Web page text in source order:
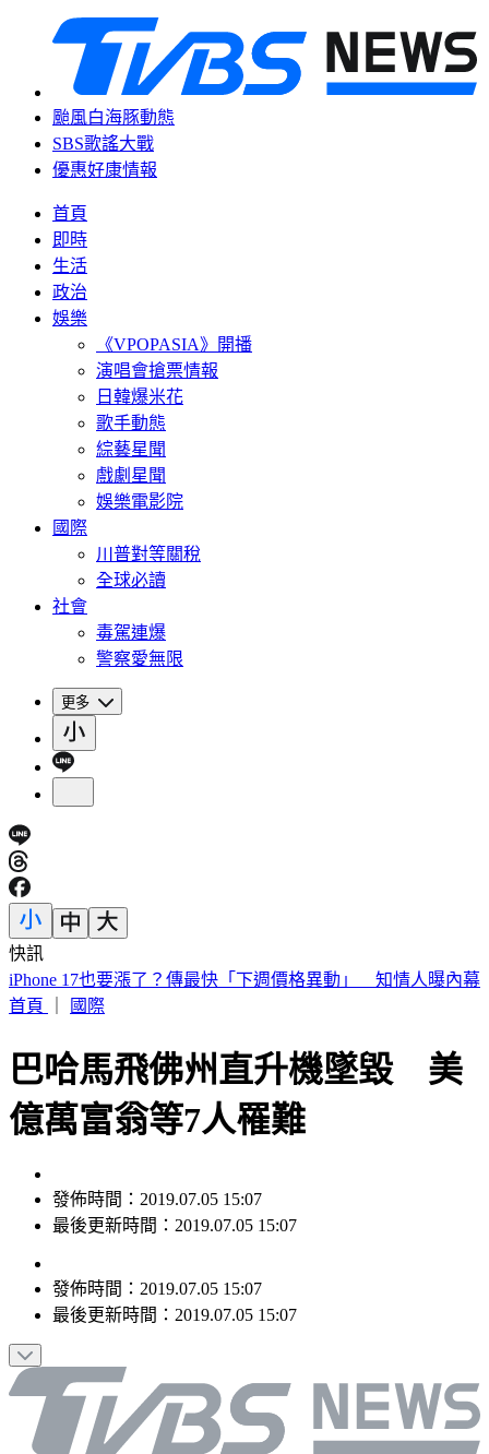
颱風白海豚動態
SBS歌謠大戰
優惠好康情報
首頁
即時
生活
政治
娛樂
《VPOPASIA》開播
演唱會搶票情報
日韓爆米花
歌手動態
綜藝星聞
戲劇星聞
娛樂電影院
國際
川普對等關稅
全球必讀
社會
毒駕連爆
警察愛無限
更多
快訊
市場拜票擋人去路遭嗆聲 沈伯洋道歉了「希望能夠精進動
線」
巴哈馬飛佛州直升機墜毀 美
億萬富翁等7人罹難
發佈時間：2019.07.05 15:07
發佈時間：2019.07.05 15:07